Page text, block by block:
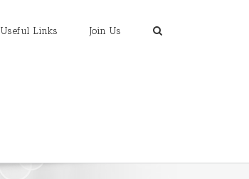
Useful Links Join Us